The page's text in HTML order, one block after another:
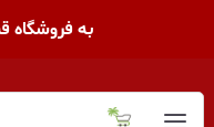
به فروشگاه